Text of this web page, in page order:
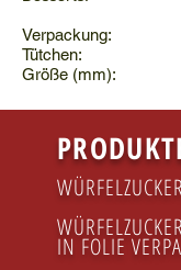
Verpackung:
Tütchen:
Größe (mm):
WÜRFELZUCKER
WÜRFELZUCKER
IN FOLIE